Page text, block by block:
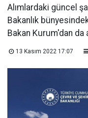
Alımlardaki güncel
Bakanlık
Bakan Kurum'dan da
13 Kasım 2022 17:07